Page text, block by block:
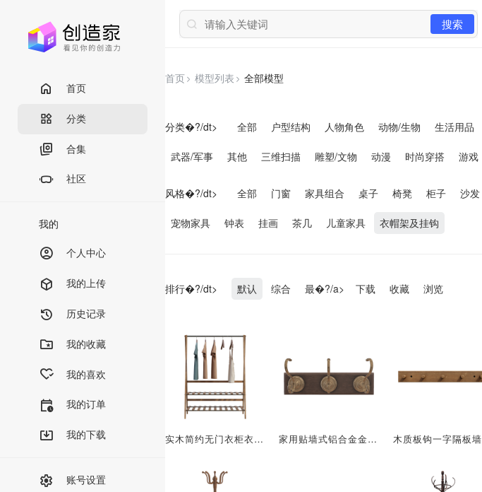
搜索
首页
分类
合集
社区
我的
个人中心
我的上传
历史记录
我的收藏
我的喜欢
我的订单
我的下载
账号设置
首页 模型列表 全部模型
分类�?/dt> 全部 户型结构 人物角色 动物/生物 生活用品
武器/军事 其他 三维扫描 雕塑/文物 动漫 时尚穿搭 游戏
风格�?/dt> 全部 门窗 家具组合 桌子 椅凳 柜子 沙发
宠物家具 钟表 挂画 茶几 儿童家具 衣帽架及挂钩
排行�?/dt> 默认 综合 最�?/a> 下载 收藏 浏览
实木简约无门衣柜衣服架落地衣架鞋架组合 家用贴墙式铝合金金属挂钩北美黑胡桃实木板衣帽架挂衣架